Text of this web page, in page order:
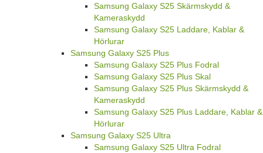
Samsung Galaxy S25 Skärmskydd &
Kameraskydd
Samsung Galaxy S25 Laddare, Kablar &
Hörlurar
Samsung Galaxy S25 Plus
Samsung Galaxy S25 Plus Fodral
Samsung Galaxy S25 Plus Skal
Samsung Galaxy S25 Plus Skärmskydd &
Kameraskydd
Samsung Galaxy S25 Plus Laddare, Kablar &
Hörlurar
Samsung Galaxy S25 Ultra
Samsung Galaxy S25 Ultra Fodral